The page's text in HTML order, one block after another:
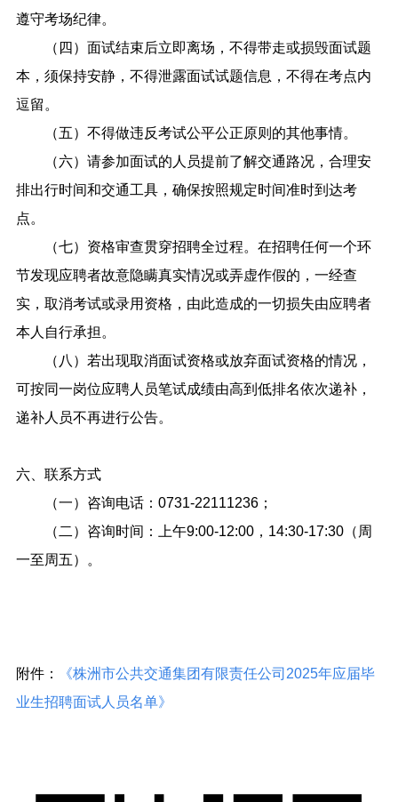
遵守考场纪律。
（四）面试结束后立即离场，不得带走或损毁面试题
本，须保持安静，不得泄露面试试题信息，不得在考点内
逗留。
（五）不得做违反考试公平公正原则的其他事情。
（六）请参加面试的人员提前了解交通路况，合理安
排出行时间和交通工具，确保按照规定时间准时到达考
点。
（七）资格审查贯穿招聘全过程。在招聘任何一个环
节发现应聘者故意隐瞒真实情况或弄虚作假的，一经查
实，取消考试或录用资格，由此造成的一切损失由应聘者
本人自行承担。
（八）若出现取消面试资格或放弃面试资格的情况，
可按同一岗位应聘人员笔试成绩由高到低排名依次递补，
递补人员不再进行公告。
六、联系方式
（一）咨询电话：0731-22111236；
（二）咨询时间：上午9:00-12:00，14:30-17:30（周
一至周五）。
附件：
《株洲市公共交通集团有限责任公司2025年应届毕
业生招聘面试人员名单》